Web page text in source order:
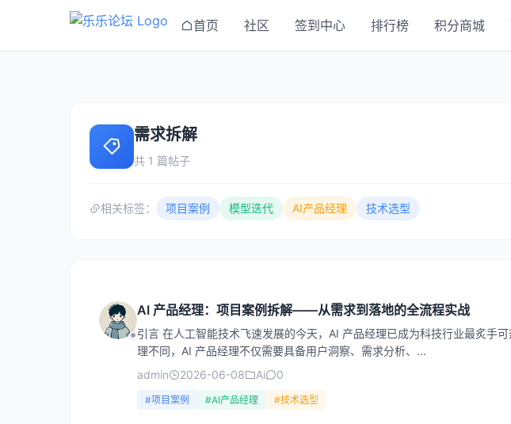
首页 社区 签到中心 排行榜 积分商城
需求拆解
共 1 篇帖子
相关标签： 项目案例 模型迭代 AI产品经理 技术选型
AI 产品经理：项目案例拆解——从需求到落地的全流程实战
引言 在人工智能技术飞速发展的今天，AI 产品经理已成为科技行业最炙手
理不同，AI 产品经理不仅需要具备用户洞察、需求分析、...
admin
2026-06-08 Ai 0
#项目案例 #AI产品经理 #技术选型